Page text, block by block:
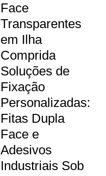
Face
Transparentes
em Ilha
Comprida
Soluções de
Fixação
Personalizadas:
Fitas Dupla
Face e
Adesivos
Industriais Sob